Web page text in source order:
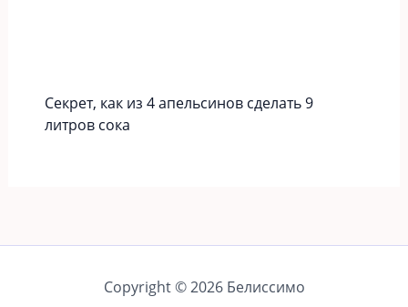
​Секрет, как из 4 апельсинов сделать 9
литров сока
Copyright © 2026 Белиссимо